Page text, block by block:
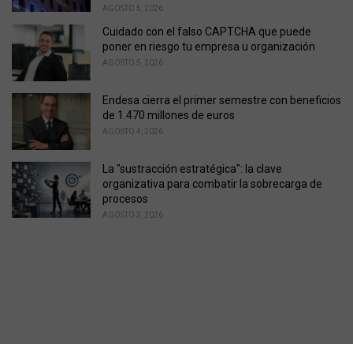
AGOSTO 5, 2026
Cuidado con el falso CAPTCHA que puede
poner en riesgo tu empresa u organización
AGOSTO 5, 2026
Endesa cierra el primer semestre con beneficios
de 1.470 millones de euros
AGOSTO 4, 2026
La "sustracción estratégica": la clave
organizativa para combatir la sobrecarga de
procesos
AGOSTO 3, 2026